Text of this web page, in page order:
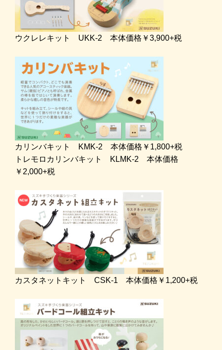
ウクレレキット UKK-2 本体価格￥3,900+税
カリンバキット KMK-2 本体価格￥1,800+税
トレモロカリンバキット KLMK-2 本体価格
￥2,000+税
カスタネットキット CSK-1 本体価格￥1,200+税